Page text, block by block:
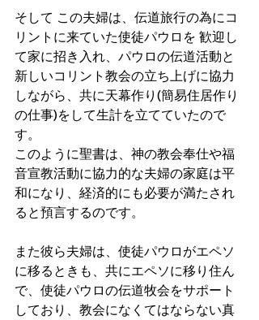
そして この夫婦は、伝道旅行の為にコ
リントに来ていた使徒パウロを 歓迎し
て家に招き入れ、パウロの伝道活動と
新しいコリント教会の立ち上げに協力
しながら、共に天幕作り(簡易住居作り
の仕事)をして生計を立てていたので
す。
このように聖書は、神の教会奉仕や福
音宣教活動に協力的な夫婦の家庭は平
和になり、経済的にも必要が満たされ
ると預言するのです。
また彼ら夫婦は、使徒パウロがエペソ
に移るときも、共にエペソに移り住ん
で、使徒パウロの伝道牧会をサポート
しており、教会になくてはならない真